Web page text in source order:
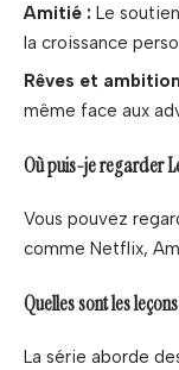
Amitié : Le
la croissance
Rêves et
même face aux
Où puis-je regarder
Vous pouvez
comme Netflix,
Quelles sont les
La série aborde